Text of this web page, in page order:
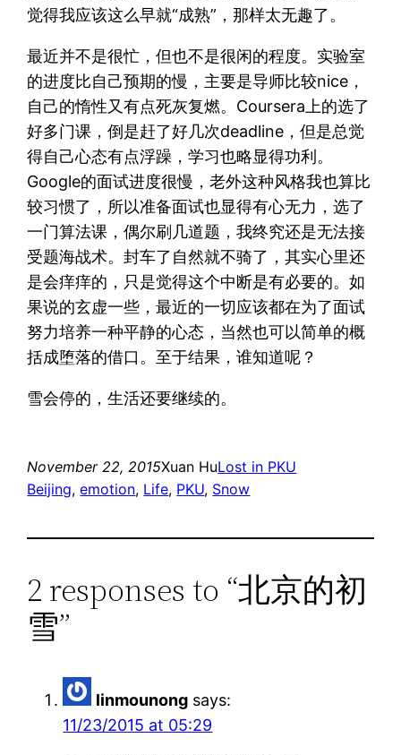
觉得我应该这么早就“成熟”，那样太无趣了。
最近并不是很忙，但也不是很闲的程度。实验室
的进度比自己预期的慢，主要是导师比较nice，
自己的惰性又有点死灰复燃。Coursera上的选了
好多门课，倒是赶了好几次deadline，但是总觉
得自己心态有点浮躁，学习也略显得功利。
Google的面试进度很慢，老外这种风格我也算比
较习惯了，所以准备面试也显得有心无力，选了
一门算法课，偶尔刷几道题，我终究还是无法接
受题海战术。封车了自然就不骑了，其实心里还
是会痒痒的，只是觉得这个中断是有必要的。如
果说的玄虚一些，最近的一切应该都在为了面试
努力培养一种平静的心态，当然也可以简单的概
括成堕落的借口。至于结果，谁知道呢？
雪会停的，生活还要继续的。
November 22, 2015Xuan HuLost in PKU
Beijing, emotion, Life, PKU, Snow
2 responses to “北京的初
雪”
linmounong says:
11/23/2015 at 05:29